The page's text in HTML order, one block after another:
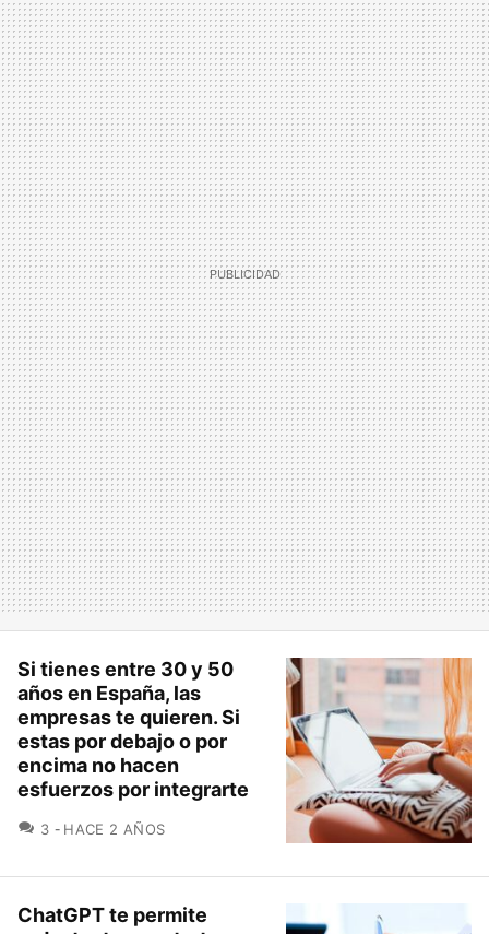
Si tienes entre 30 y 50
años en España, las
empresas te quieren. Si
estas por debajo o por
encima no hacen
esfuerzos por integrarte
3 COMENTARIOS
HACE 2 AÑOS
ChatGPT te permite